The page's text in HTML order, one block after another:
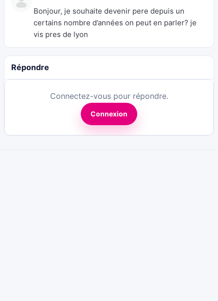
Bonjour, je souhaite devenir pere depuis un
certains nombre d’années on peut en parler? je
vis pres de lyon
Répondre
Connectez-vous pour répondre.
Connexion